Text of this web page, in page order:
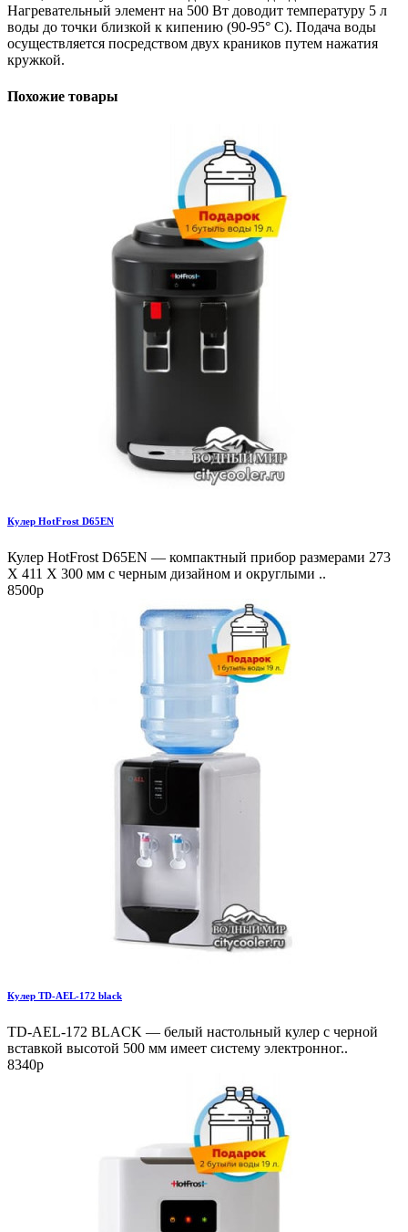
Нагревательный элемент на 500 Вт доводит температуру 5 л
воды до точки близкой к кипению (90-95° С). Подача воды
осуществляется посредством двух краников путем нажатия
кружкой.
Похожие товары
Кулер HotFrost D65EN
Кулер HotFrost D65EN — компактный прибор размерами 273
X 411 X 300 мм с черным дизайном и округлыми ..
8500р
Кулер TD-AEL-172 black
TD-AEL-172 BLACK — белый настольный кулер с черной
вставкой высотой 500 мм имеет систему электронног..
8340р